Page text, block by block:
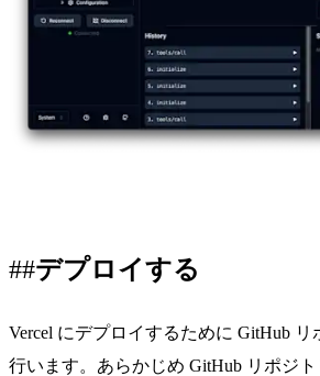
デプロイする
Vercel にデプロイするために GitHub
行います。あらかじめ GitHub リポジ